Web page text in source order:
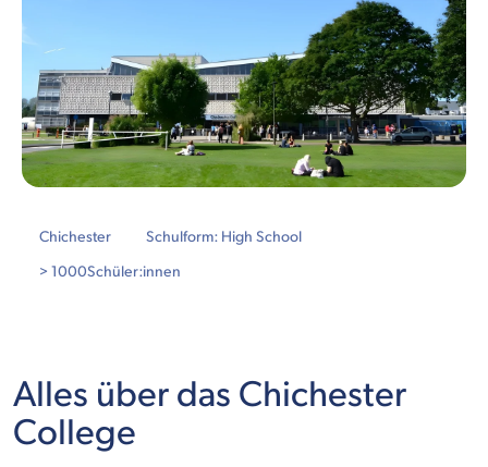
Chichester
Schulform: High School
> 1000Schüler:innen
Alles über das Chichester
College